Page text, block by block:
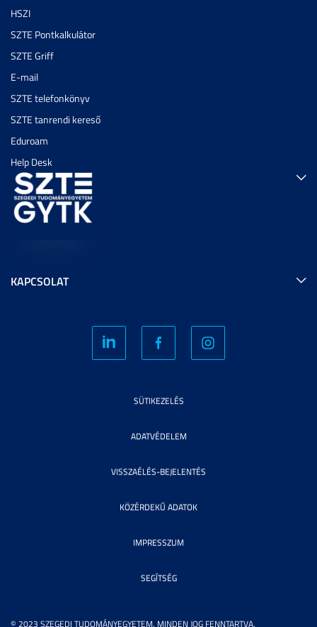
HSZI
SZTE Pontkalkulátor
SZTE Griff
E-mail
SZTE telefonkönyv
SZTE tanrendi kereső
Eduroam
Help Desk
KAPCSOLAT
© 2023 SZEGEDI TUDOMÁNYEGYETEM. MINDEN JOG FENNTARTVA.
SÜTIKEZELÉS
ADATVÉDELEM
VISSZAÉLÉS-BEJELENTÉS
KÖZÉRDEKŰ ADATOK
IMPRESSZUM
SEGÍTSÉG